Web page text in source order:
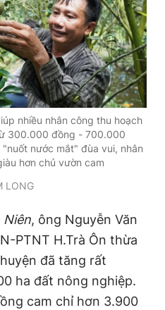
nhiều nhân công thu hoạch
300.000 đồng - 700.000
nước mắt" đùa vui, nhân
hơn chủ vườn cam
LONG
Niên, ông Nguyễn Văn
PTNT H.Trà Ôn thừa
đã tăng rất
ha đất nông nghiệp.
cam chỉ hơn 3.900